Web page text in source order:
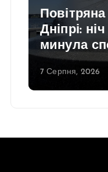
Дніпрі:
минула
7 Серпня, 2026